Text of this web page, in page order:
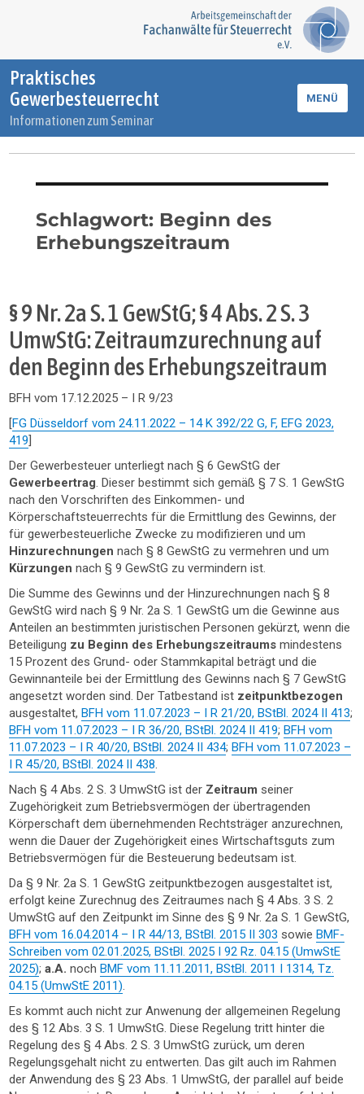
Praktisches
Gewerbesteuerrecht
Informationen zum Seminar
MENÜ
Schlagwort: Beginn des
Erhebungszeitraum
§ 9 Nr. 2a S. 1 GewStG; § 4 Abs. 2 S. 3
UmwStG: Zeitraumzurechnung auf
den Beginn des Erhebungszeitraum
BFH vom 17.12.2025 – I R 9/23
[FG Düsseldorf vom 24.11.2022 – 14 K 392/22 G, F, EFG 2023,
419]
Der Gewerbesteuer unterliegt nach § 6 GewStG der
Gewerbeertrag. Dieser bestimmt sich gemäß § 7 S. 1 GewStG
nach den Vorschriften des Einkommen- und
Körperschaftsteuerrechts für die Ermittlung des Gewinns, der
für gewerbesteuerliche Zwecke zu modifizieren und um
Hinzurechnungennach § 8 GewStG zu vermehren und um
Kürzungennach § 9 GewStG zu vermindern ist.
Die Summe des Gewinns und der Hinzurechnungen nach § 8
GewStG wird nach § 9 Nr. 2a S. 1 GewStG um die Gewinne aus
Anteilen an bestimmten juristischen Personen gekürzt, wenn die
Beteiligung zu Beginn des Erhebungszeitraums mindestens
15 Prozent des Grund- oder Stammkapital beträgt und die
Gewinnanteile bei der Ermittlung des Gewinns nach § 7 GewStG
angesetzt worden sind. Der Tatbestand ist zeitpunktbezogen
ausgestaltet,BFH vom 11.07.2023 – I R 21/20, BStBl. 2024 II 413;
BFH vom 11.07.2023 – I R 36/20, BStBl. 2024 II 419;BFH vom
11.07.2023 – I R 40/20, BStBl. 2024 II 434;BFH vom 11.07.2023 –
I R 45/20, BStBl. 2024 II 438.
Nach § 4 Abs. 2 S. 3 UmwStG ist der Zeitraum seiner
Zugehörigkeit zum Betriebsvermögen der übertragenden
Körperschaft dem übernehmenden Rechtsträger anzurechnen,
wenn die Dauer der Zugehörigkeit eines Wirtschaftsguts zum
Betriebsvermögen für die Besteuerung bedeutsam ist.
Da § 9 Nr. 2a S. 1 GewStG zeitpunktbezogen ausgestaltet ist,
erfolgt keine Zurechnug des Zeitraumes nach § 4 Abs. 3 S. 2
UmwStG auf den Zeitpunkt im Sinne des § 9 Nr. 2a S. 1 GewStG,
BFH vom 16.04.2014 – I R 44/13, BStBl. 2015 II 303 sowieBMF-
Schreiben vom 02.01.2025, BStBl. 2025 I 92 Rz. 04.15 (UmwStE
2025);a.A. nochBMF vom 11.11.2011, BStBl. 2011 I 1314, Tz.
04.15 (UmwStE 2011).
Es kommt auch nicht zur Anwenung der allgemeinen Regelung
des § 12 Abs. 3 S. 1 UmwStG. Diese Regelung tritt hinter die
Regelung des § 4 Abs. 2 S. 3 UmwStG zurück, um deren
Regelungsgehalt nicht zu entwerten. Das gilt auch im Rahmen
der Anwendung des § 23 Abs. 1 UmwStG, der parallel auf beide